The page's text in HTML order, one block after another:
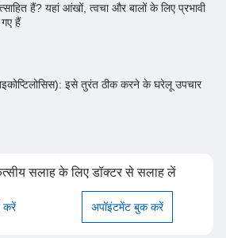
हैं? यहां आंखों, त्वचा और बालों के लिए प्रभावी
गए हैं
इसे तुरंत ठीक करने के घरेलू उपचार
सलाह के लिए डॉक्टर से सलाह लें
करें अपॉइंटमेंट बुक करें